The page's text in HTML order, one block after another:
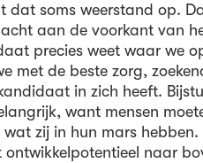
dat soms weerstand op.
aan de voorkant van
precies weet waar we
met de beste zorg,
in zich heeft.
want mensen
zij in hun mars
naar